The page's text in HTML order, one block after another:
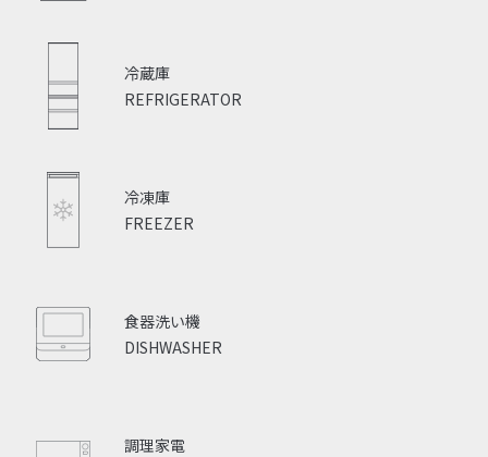
REFRIGERATOR
冷蔵庫
FREEZER
冷凍庫
DISHWASHER
食器洗い機
調理家電